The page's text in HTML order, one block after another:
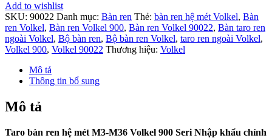
Add to wishlist
SKU: 90022 Danh mục: Bàn ren Thẻ: bàn ren hệ mét Volkel, Bàn
ren Volkel, Bàn ren Volkel 900, Bàn ren Volkel 90022, Bàn taro ren
ngoài Volkel, Bộ bàn ren, Bộ bàn ren Volkel, taro ren ngoài Volkel,
Volkel 900, Volkel 90022 Thương hiệu: Volkel
Mô tả
Thông tin bổ sung
Mô tả
Taro bàn ren hệ mét M3-M36 Volkel 900 Seri Nhập khẩu chính